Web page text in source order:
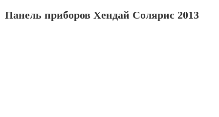
Панель приборов Хендай Солярис 2013